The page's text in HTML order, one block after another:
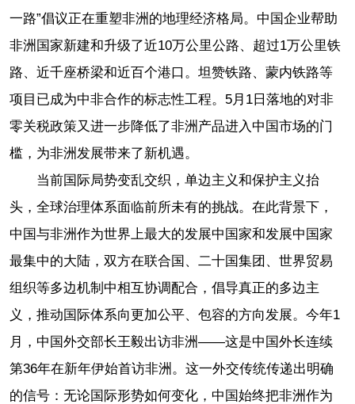
一路”倡议正在重塑非洲的地理经济格局。中国企业帮助
非洲国家新建和升级了近10万公里公路、超过1万公里铁
路、近千座桥梁和近百个港口。坦赞铁路、蒙内铁路等
项目已成为中非合作的标志性工程。5月1日落地的对非
零关税政策又进一步降低了非洲产品进入中国市场的门
槛，为非洲发展带来了新机遇。
当前国际局势变乱交织，单边主义和保护主义抬
头，全球治理体系面临前所未有的挑战。在此背景下，
中国与非洲作为世界上最大的发展中国家和发展中国家
最集中的大陆，双方在联合国、二十国集团、世界贸易
组织等多边机制中相互协调配合，倡导真正的多边主
义，推动国际体系向更加公平、包容的方向发展。今年1
月，中国外交部长王毅出访非洲——这是中国外长连续
第36年在新年伊始首访非洲。这一外交传统传递出明确
的信号：无论国际形势如何变化，中国始终把非洲作为